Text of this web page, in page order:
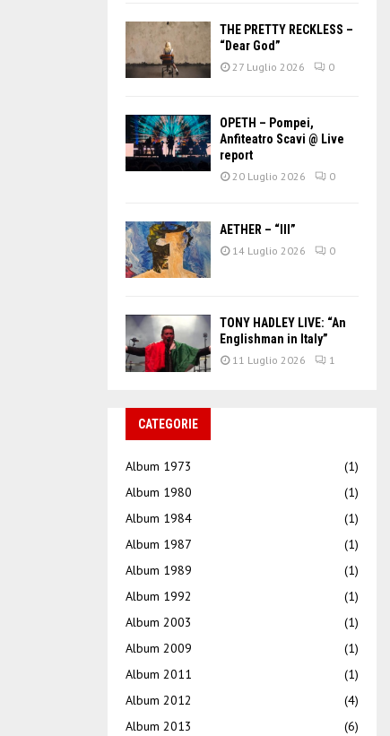
THE PRETTY RECKLESS –
“Dear God”
27 Luglio 2026 0
OPETH – Pompei,
Anfiteatro Scavi @ Live
report
20 Luglio 2026 0
AETHER – “III”
14 Luglio 2026 0
TONY HADLEY LIVE: “An
Englishman in Italy”
11 Luglio 2026 1
CATEGORIE
Album 1973
(1)
Album 1980
(1)
Album 1984
(1)
Album 1987
(1)
Album 1989
(1)
Album 1992
(1)
Album 2003
(1)
Album 2009
(1)
Album 2011
(1)
Album 2012
(4)
Album 2013
(6)